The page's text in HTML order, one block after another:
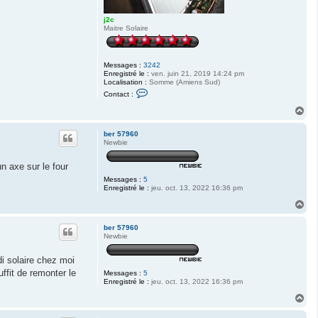
j2c
Maitre Solaire
Messages : 3242
Enregistré le : ven. juin 21, 2019 14:24 pm
Localisation : Somme (Amiens Sud)
Contact :
a
e
r
c
ber 57960
Newbie
Messages : 5
Enregistré le : jeu. oct. 13, 2022 16:36 pm
axe sur le four
ber 57960
Newbie
Messages : 5
Enregistré le : jeu. oct. 13, 2022 16:36 pm
solaire chez moi
de remonter le